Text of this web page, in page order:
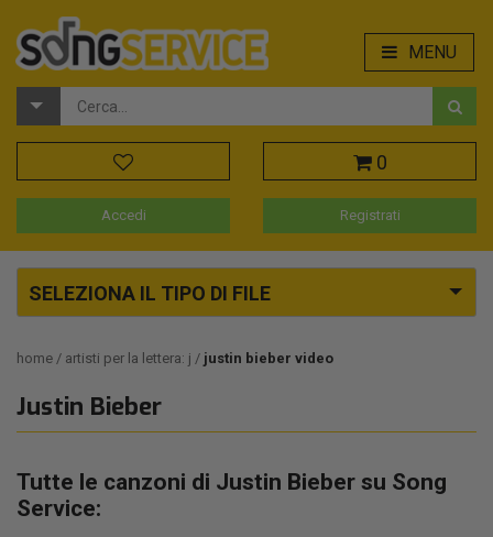
MENU
0
Accedi Registrati
SELEZIONA IL TIPO DI FILE
home artisti per la lettera: j justin bieber video
Justin Bieber
Tutte le canzoni di Justin Bieber su Song
Service: